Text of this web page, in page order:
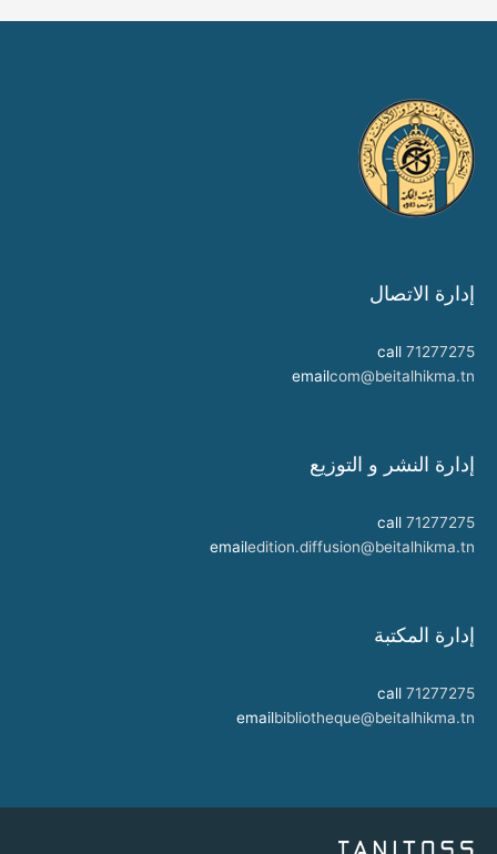
إدارة الاتصال
call 71277275
emailcom@beitalhikma.tn
إدارة النشر و التوزيع
call 71277275
emailedition.diffusion@beitalhikma.tn
إدارة المكتبة
call 71277275
emailbibliotheque@beitalhikma.tn